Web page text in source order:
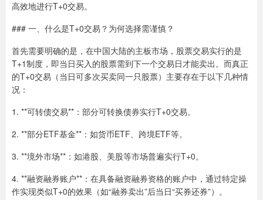
高效地进行T+0交易。
### 一、什么是T+0交易？为何选择需谨慎？
首先需要明确的是，在中国大陆的主板市场，股票交易实行的是
T+1制度，即当日买入的股票需到下一个交易日才能卖出。而真正
的T+0交易（当日可多次买卖同一只股票）主要存在于以下几种情
况：
1. **可转债交易**：部分可转换债券实行T+0交易。
2. **部分ETF基金**：如货币ETF、跨境ETF等。
3. **境外市场**：如港股、美股等市场普遍实行T+0。
4. **融资融券账户**：在具备融资融券资格的账户中，通过特定操
作实现类似T+0的效果（如“融券卖出”后当日“买券还券”）。